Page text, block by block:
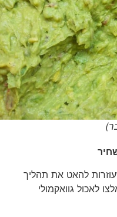
להאט את תהליך
גוואקמולי